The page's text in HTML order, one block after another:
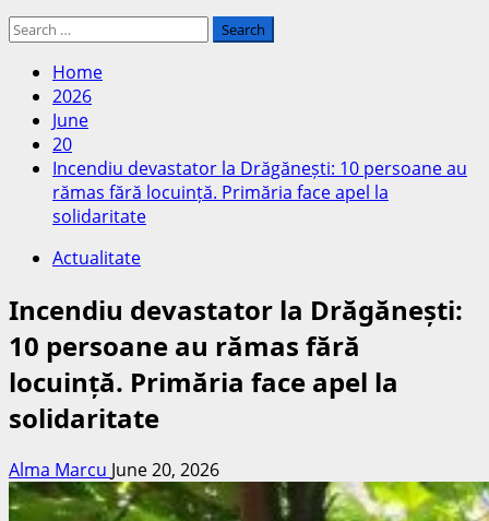
Search
Home
2026
June
20
Incendiu devastator la Drăgănești: 10 persoane au
rămas fără locuință. Primăria face apel la
solidaritate
Actualitate
Incendiu devastator la Drăgănești:
10 persoane au rămas fără
locuință. Primăria face apel la
solidaritate
Alma Marcu June 20, 2026